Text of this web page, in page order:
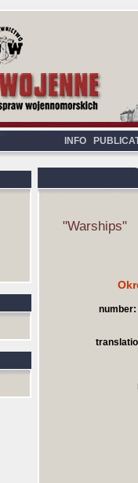
INFO
"Warships"
number: